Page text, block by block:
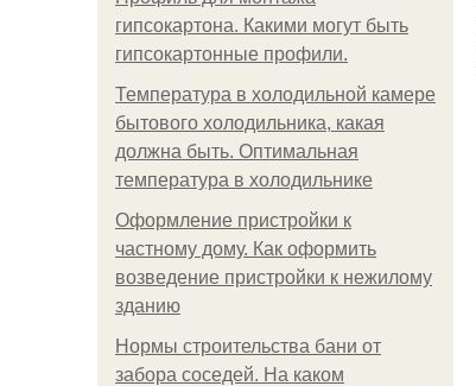
гипсокартона. Какими могут быть
гипсокартонные профили.
Температура в холодильной камере
бытового холодильника, какая
должна быть. Оптимальная
температура в холодильнике
Оформление пристройки к
частному дому. Как оформить
возведение пристройки к нежилому
зданию
Нормы строительства бани от
забора соседей. На каком